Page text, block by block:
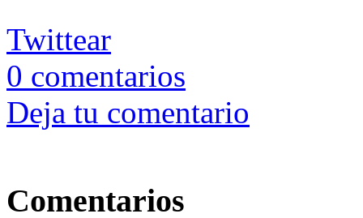
Twittear
0 comentarios
Deja tu comentario
Comentarios